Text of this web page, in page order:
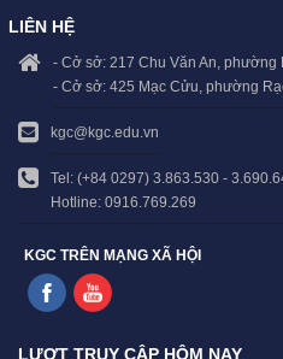
LIÊN HỆ
- Cở sở: 217 Chu Văn An, phường
- Cở sở: 425 Mạc Cửu, phường
kgc@kgc.edu.vn
Tel: (+84 0297) 3.863.530 -
Hotline: 0916.769.269
KGC TRÊN MẠNG XÃ HỘI
LƯỢT TRUY CẬP HÔM NAY